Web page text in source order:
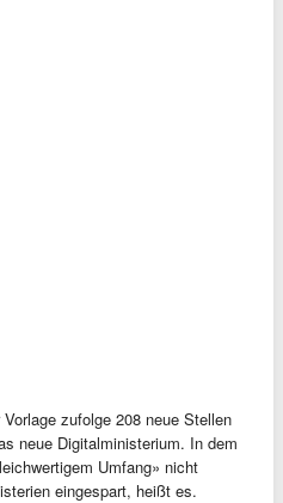
zufolge 208 neue Stellen
neue Digitalministerium. In dem
Umfang» nicht
eingespart, heißt es.